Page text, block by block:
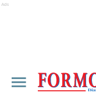
Ads